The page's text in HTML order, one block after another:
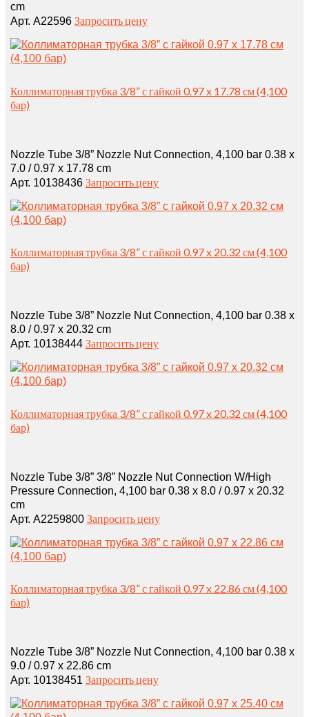
cm
Арт. A22596 Запросить цену
Коллиматорная трубка 3/8” с гайкой 0.97 x 17.78 см (4,100
бар)
Nozzle Tube 3/8” Nozzle Nut Connection, 4,100 bar 0.38 x
7.0 / 0.97 x 17.78 cm
Арт. 10138436 Запросить цену
Коллиматорная трубка 3/8” с гайкой 0.97 x 20.32 см (4,100
бар)
Nozzle Tube 3/8” Nozzle Nut Connection, 4,100 bar 0.38 x
8.0 / 0.97 x 20.32 cm
Арт. 10138444 Запросить цену
Коллиматорная трубка 3/8” с гайкой 0.97 x 20.32 см (4,100
бар)
Nozzle Tube 3/8” 3/8” Nozzle Nut Connection W/High
Pressure Connection, 4,100 bar 0.38 x 8.0 / 0.97 x 20.32
cm
Арт. A2259800 Запросить цену
Коллиматорная трубка 3/8” с гайкой 0.97 x 22.86 см (4,100
бар)
Nozzle Tube 3/8” Nozzle Nut Connection, 4,100 bar 0.38 x
9.0 / 0.97 x 22.86 cm
Арт. 10138451 Запросить цену